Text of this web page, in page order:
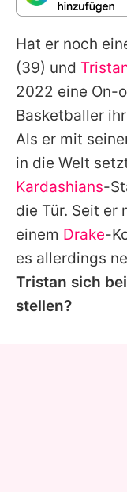
Hat er noch
(39) und
2022 eine On-
Basketballer
Als er mit
in die Welt
Kardashians-
die Tür. Seit er
einem Drake-
es allerdings
Tristan sich
stellen?